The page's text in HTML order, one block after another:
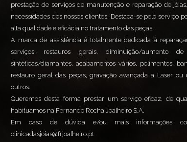
prestação de serviços de manutenção e reparação de
necessidades dos nossos clientes. Destaca-se pelo serviço
alta qualidade e eficácia no tratamento das peças.
A marca de assistência é totalmente dedicada à
serviços: restauros gerais, diminuição/aumento
sintéticas/diamantes, acabamentos vários, polimentos,
restauro geral das peças, gravação avançada a Laser
outros.
Queremos desta forma prestar um serviço eficaz, de
habituamos na Fernando Rocha Joalheiro S.A.
Em caso de dúvida e/ou mais informações
clinicadasjoias@frjoalheiro.pt